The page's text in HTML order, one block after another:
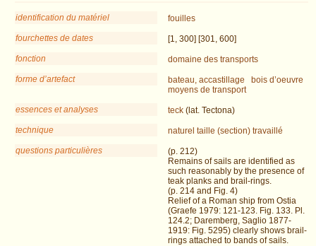
identification du matériel
fouilles
fourchettes de dates
[1, 300] [301, 600]
fonction
domaine des transports
forme d’artefact
bateau, accastillage
bois d’oeuvre
moyens de transport
essences et analyses
teck (lat. Tectona)
technique
naturel taille (section) travaillé
questions particulières
(p. 212)
Remains of sails are identified as
such reasonably by the presence of
teak planks and brail-rings.
(p. 214 and Fig. 4)
Relief of a Roman ship from Ostia
(Graefe 1979: 121-123. Fig. 133. Pl.
124.2; Daremberg, Saglio 1877-
1919: Fig. 5295) clearly shows brail-
rings attached to bands of sails.